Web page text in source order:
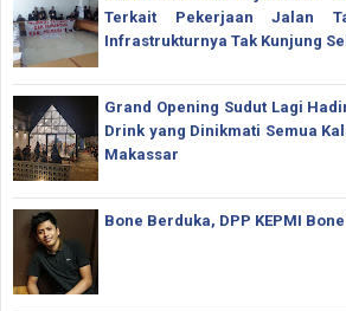
Terkait Pekerjaan Jalan
Infrastrukturnya Tak Kunjung
Grand Opening Sudut Lagi
Drink yang Dinikmati Semua
Makassar
Bone Berduka, DPP KEPMI